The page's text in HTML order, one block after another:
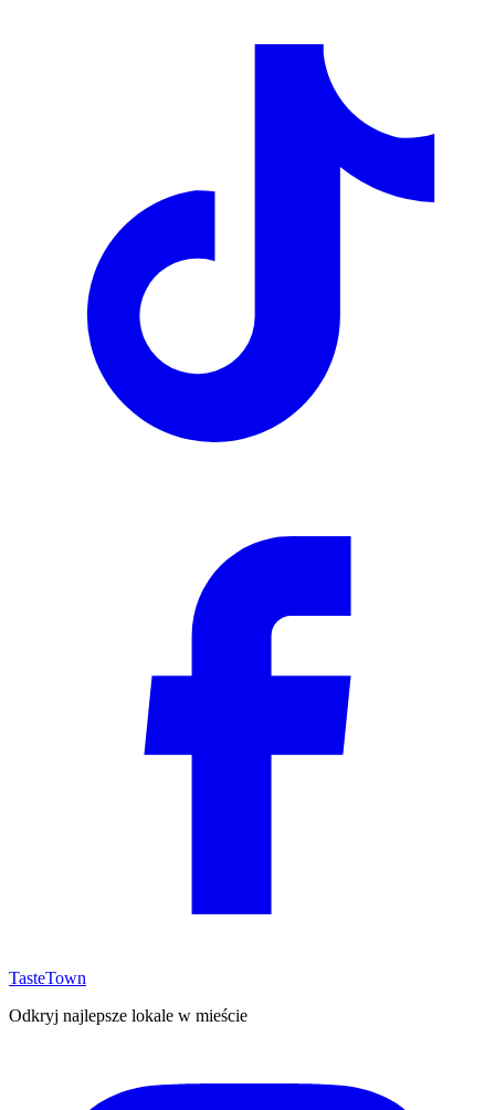
TasteTown
Odkryj najlepsze lokale w mieście